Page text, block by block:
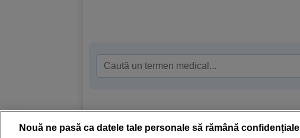
Nouă ne pasă ca datele tale personale să rămână confidențiale